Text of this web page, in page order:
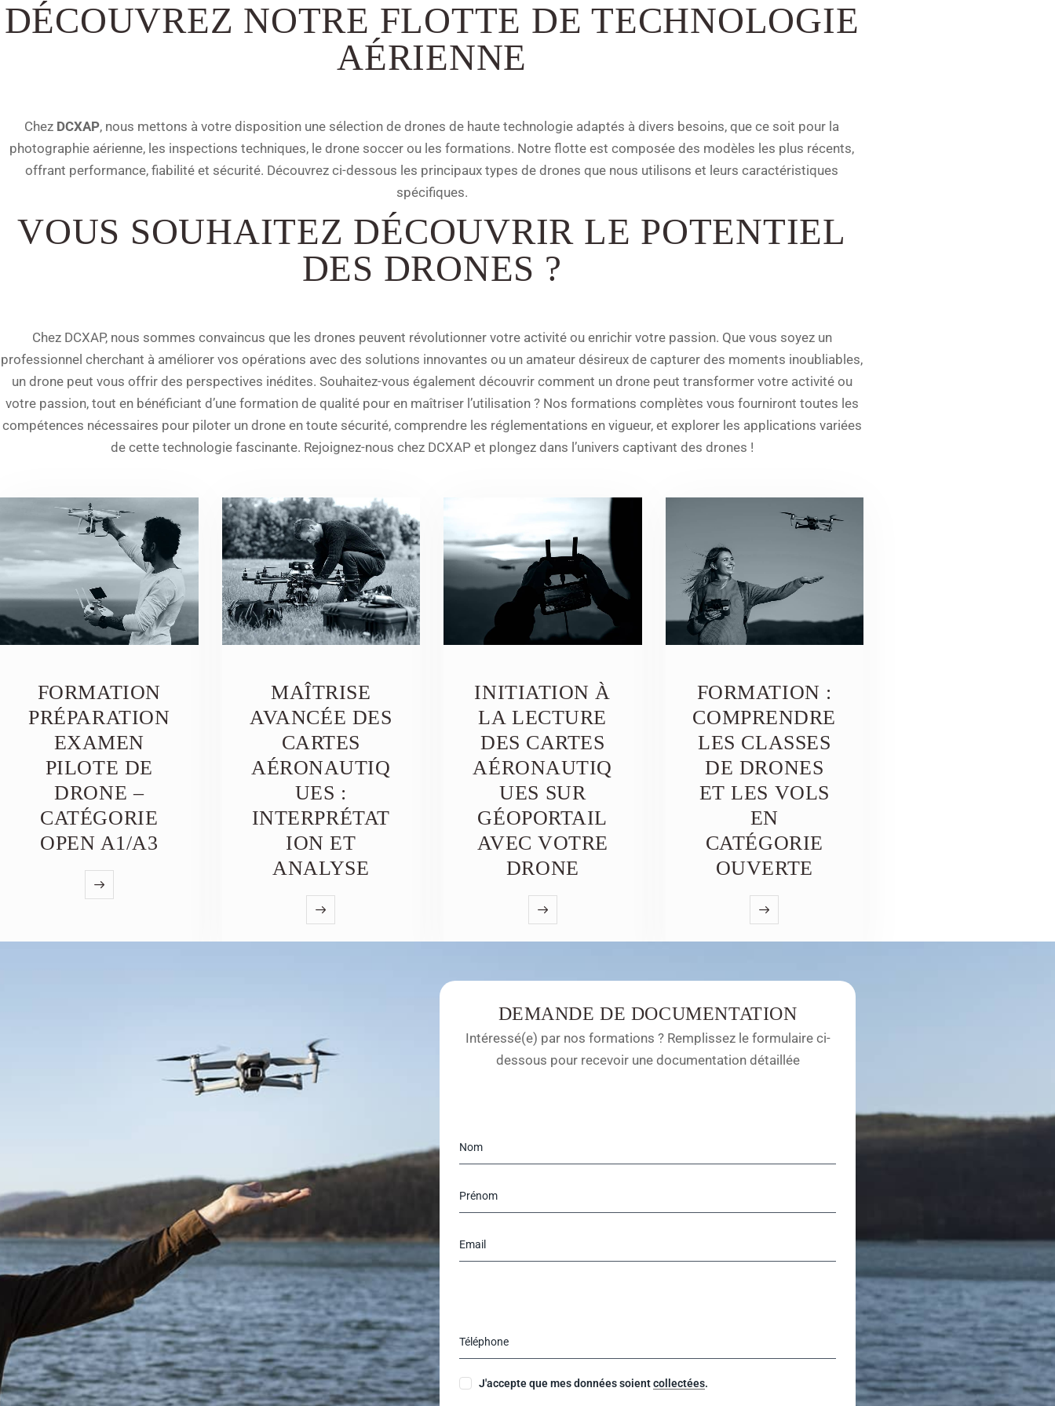
DÉCOUVREZ NOTRE FLOTTE DE TECHNOLOGIE
AÉRIENNE
Chez DCXAP, nous mettons à votre disposition une sélection de drones de haute technologie adaptés à divers besoins, que ce soit pour la
photographie aérienne, les inspections techniques, le drone soccer ou les formations. Notre flotte est composée des modèles les plus récents,
offrant performance, fiabilité et sécurité. Découvrez ci-dessous les principaux types de drones que nous utilisons et leurs caractéristiques
spécifiques.
VOUS SOUHAITEZ DÉCOUVRIR LE POTENTIEL
DES DRONES ?
Chez DCXAP, nous sommes convaincus que les drones peuvent révolutionner votre activité ou enrichir votre passion. Que vous soyez un
professionnel cherchant à améliorer vos opérations avec des solutions innovantes ou un amateur désireux de capturer des moments inoubliables,
un drone peut vous offrir des perspectives inédites. Souhaitez-vous également découvrir comment un drone peut transformer votre activité ou
votre passion, tout en bénéficiant d’une formation de qualité pour en maîtriser l’utilisation ? Nos formations complètes vous fourniront toutes les
compétences nécessaires pour piloter un drone en toute sécurité, comprendre les réglementations en vigueur, et explorer les applications variées
de cette technologie fascinante. Rejoignez-nous chez DCXAP et plongez dans l’univers captivant des drones !
FORMATION
PRÉPARATION
EXAMEN
PILOTE DE
DRONE –
CATÉGORIE
OPEN A1/A3
MAÎTRISE
AVANCÉE DES
CARTES
AÉRONAUTIQ
UES :
INTERPRÉTAT
ION ET
ANALYSE
INITIATION À
LA LECTURE
DES CARTES
AÉRONAUTIQ
UES SUR
GÉOPORTAIL
AVEC VOTRE
DRONE
FORMATION :
COMPRENDRE
LES CLASSES
DE DRONES
ET LES VOLS
EN
CATÉGORIE
OUVERTE
DEMANDE DE DOCUMENTATION
Intéressé(e) par nos formations ? Remplissez le formulaire ci-
dessous pour recevoir une documentation détaillée
J'accepte que mes données soientcollectées.